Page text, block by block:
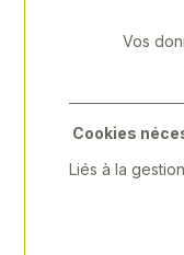
Vos
Cookies
Liés à la